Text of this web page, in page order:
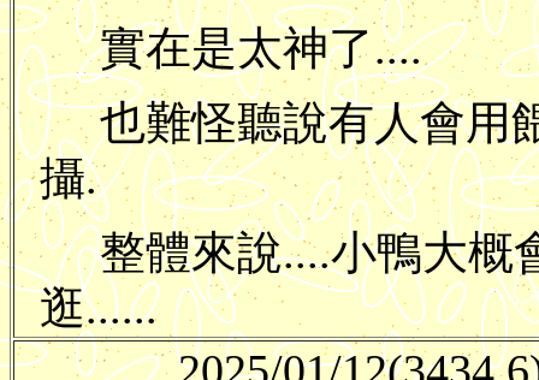
實在是太神了....
也難怪聽說有人會用
攝.
整體來說....小鴨大概
逛......